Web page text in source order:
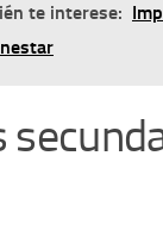
te interese: